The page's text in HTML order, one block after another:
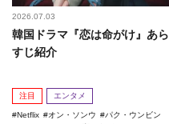
2026.07.03
韓国ドラマ『恋は命がけ』あら
すじ紹介
注目 エンタメ
Netflix オン・ソンウ
パク・ウンビン